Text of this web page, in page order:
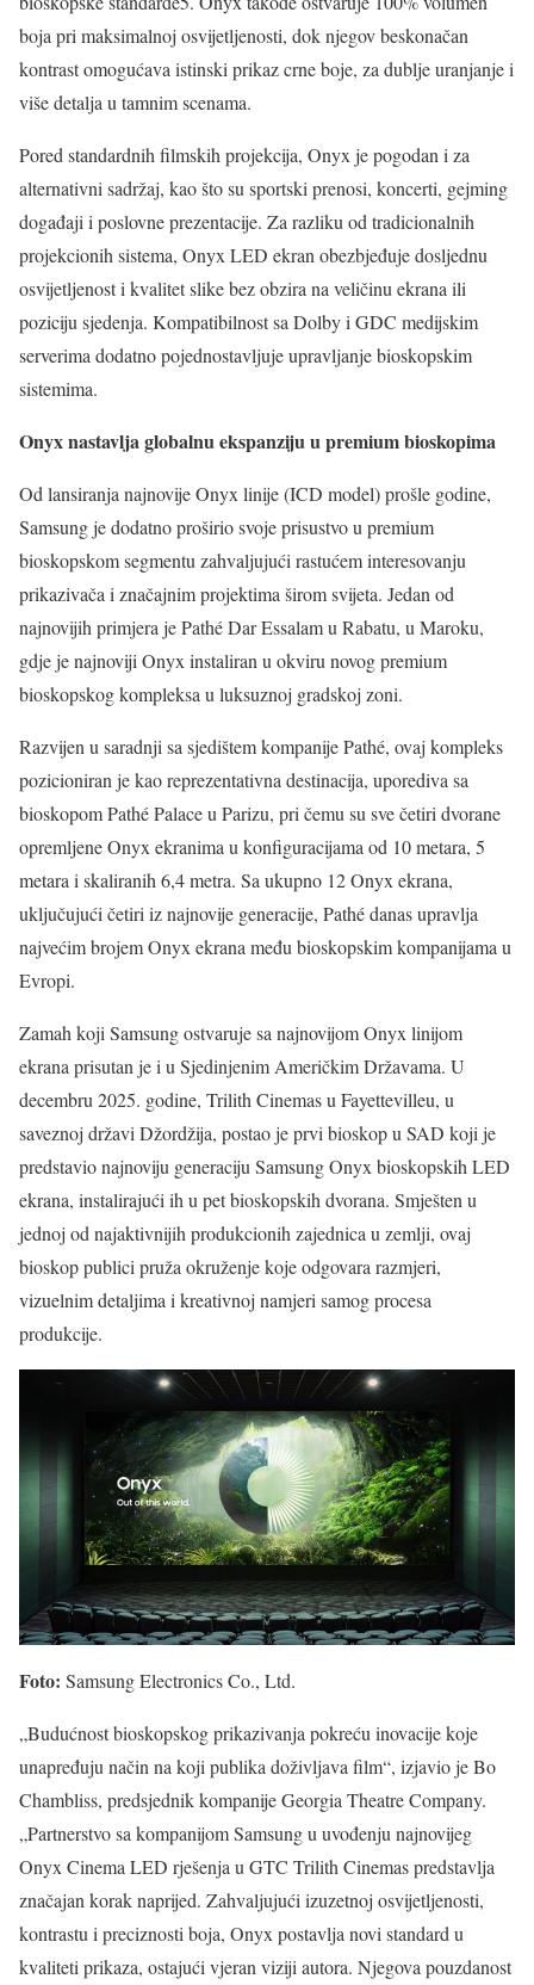
boja pri maksimalnoj osvijetljenosti, dok njegov beskonačan
kontrast omogućava istinski prikaz crne boje, za dublje uranjanje i
više detalja u tamnim scenama.
Pored standardnih filmskih projekcija, Onyx je pogodan i za
alternativni sadržaj, kao što su sportski prenosi, koncerti, gejming
događaji i poslovne prezentacije. Za razliku od tradicionalnih
projekcionih sistema, Onyx LED ekran obezbjeđuje dosljednu
osvijetljenost i kvalitet slike bez obzira na veličinu ekrana ili
poziciju sjedenja. Kompatibilnost sa Dolby i GDC medijskim
serverima dodatno pojednostavljuje upravljanje bioskopskim
sistemima.
Onyx nastavlja globalnu ekspanziju u premium bioskopima
Od lansiranja najnovije Onyx linije (ICD model) prošle godine,
Samsung je dodatno proširio svoje prisustvo u premium
bioskopskom segmentu zahvaljujući rastućem interesovanju
prikazivača i značajnim projektima širom svijeta. Jedan od
najnovijih primjera je Pathé Dar Essalam u Rabatu, u Maroku,
gdje je najnoviji Onyx instaliran u okviru novog premium
bioskopskog kompleksa u luksuznoj gradskoj zoni.
Razvijen u saradnji sa sjedištem kompanije Pathé, ovaj kompleks
pozicioniran je kao reprezentativna destinacija, uporediva sa
bioskopom Pathé Palace u Parizu, pri čemu su sve četiri dvorane
opremljene Onyx ekranima u konfiguracijama od 10 metara, 5
metara i skaliranih 6,4 metra. Sa ukupno 12 Onyx ekrana,
uključujući četiri iz najnovije generacije, Pathé danas upravlja
najvećim brojem Onyx ekrana među bioskopskim kompanijama u
Evropi.
Zamah koji Samsung ostvaruje sa najnovijom Onyx linijom
ekrana prisutan je i u Sjedinjenim Američkim Državama. U
decembru 2025. godine, Trilith Cinemas u Fayettevilleu, u
saveznoj državi Džordžija, postao je prvi bioskop u SAD koji je
predstavio najnoviju generaciju Samsung Onyx bioskopskih LED
ekrana, instalirajući ih u pet bioskopskih dvorana. Smješten u
jednoj od najaktivnijih produkcionih zajednica u zemlji, ovaj
bioskop publici pruža okruženje koje odgovara razmjeri,
vizuelnim detaljima i kreativnoj namjeri samog procesa
produkcije.
Foto: Samsung Electronics Co., Ltd.
„Budućnost bioskopskog prikazivanja pokreću inovacije koje
unapređuju način na koji publika doživljava film“, izjavio je Bo
Chambliss, predsjednik kompanije Georgia Theatre Company.
„Partnerstvo sa kompanijom Samsung u uvođenju najnovijeg
Onyx Cinema LED rješenja u GTC Trilith Cinemas predstavlja
značajan korak naprijed. Zahvaljujući izuzetnoj osvijetljenosti,
kontrastu i preciznosti boja, Onyx postavlja novi standard u
kvaliteti prikaza, ostajući vjeran viziji autora. Njegova pouzdanost